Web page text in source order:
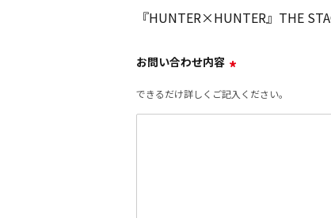
『HUNTER×HUNTER』THE
お問い合わせ内容 *
できるだけ詳しくご記入ください。